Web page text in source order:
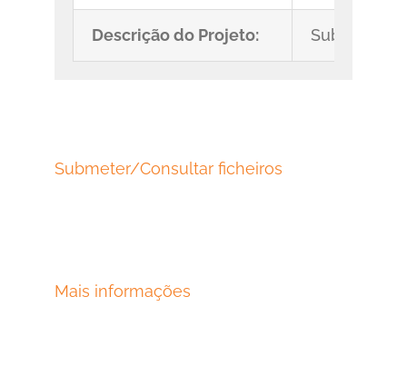
Descrição do Projeto: Submarino
Submeter/Consultar ficheiros
Mais informações